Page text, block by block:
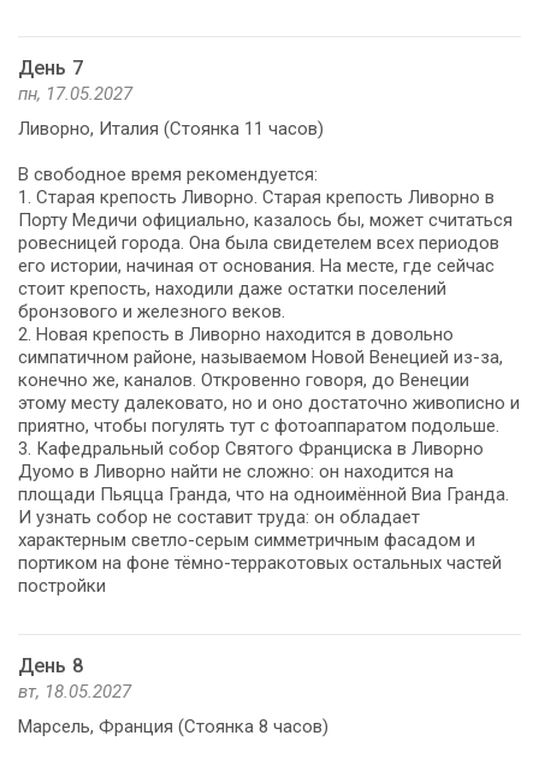
День 7
пн, 17.05.2027
Ливорно, Италия (Стоянка 11 часов)
В свободное время рекомендуется:
1. Старая крепость Ливорно. Старая крепость Ливорно в
Порту Медичи официально, казалось бы, может считаться
ровесницей города. Она была свидетелем всех периодов
его истории, начиная от основания. На месте, где сейчас
стоит крепость, находили даже остатки поселений
бронзового и железного веков.
2. Новая крепость в Ливорно находится в довольно
симпатичном районе, называемом Новой Венецией из-за,
конечно же, каналов. Откровенно говоря, до Венеции
этому месту далековато, но и оно достаточно живописно и
приятно, чтобы погулять тут с фотоаппаратом подольше.
3. Кафедральный собор Святого Франциска в Ливорно
Дуомо в Ливорно найти не сложно: он находится на
площади Пьяцца Гранда, что на одноимённой Виа Гранда.
И узнать собор не составит труда: он обладает
характерным светло-серым симметричным фасадом и
портиком на фоне тёмно-терракотовых остальных частей
постройки
День 8
вт, 18.05.2027
Марсель, Франция (Стоянка 8 часов)